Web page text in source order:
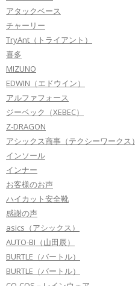
アタックベース
チャーリー
TryAnt（トライアント）
喜多
MIZUNO
EDWIN（エドウイン）
アルファフォース
ジーベック（XEBEC）
Z-DRAGON
アシックス商事（テクシーワークス）
インソール
インナー
お客様のお声
ハイカット安全靴
感謝の声
asics（アシックス）
AUTO-BI（山田辰）
BURTLE（バートル）
BURTLE（バートル）